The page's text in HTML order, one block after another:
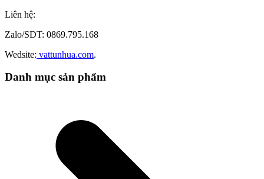
Liên hệ:
Zalo/SDT: 0869.795.168
Wedsite: vattunhua.com.
Danh mục sản phẩm